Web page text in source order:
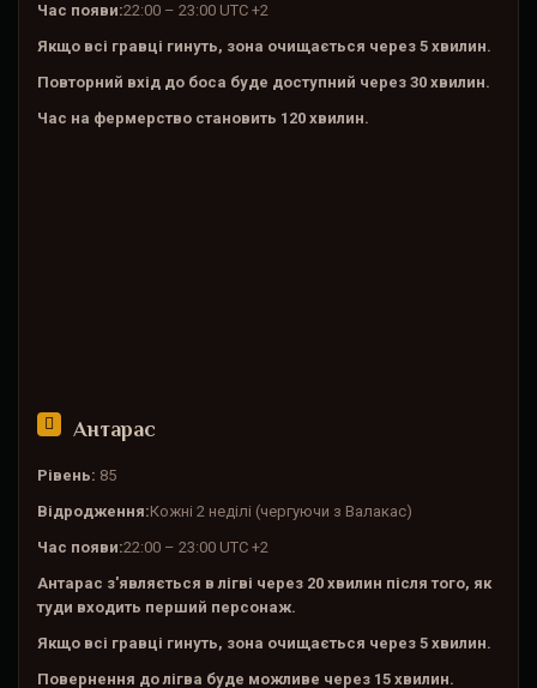
Час появи:22:00 – 23:00 UTC +2
Якщо всі гравці гинуть, зона очищається через 5 хвилин.
Повторний вхід до боса буде доступний через 30 хвилин.
Час на фермерство становить 120 хвилин.
Антарас
Рівень: 85
Відродження:Кожні 2 неділі (чергуючи з Валакас)
Час появи:22:00 – 23:00 UTC +2
Антарас з'являється в лігві через 20 хвилин після того, як
туди входить перший персонаж.
Якщо всі гравці гинуть, зона очищається через 5 хвилин.
Повернення до лігва буде можливе через 15 хвилин.